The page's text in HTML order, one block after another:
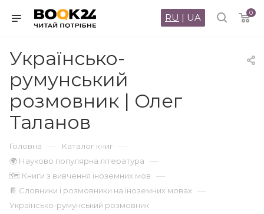
0
RU | UA
Українсько-
румунський
розмовник | Олег
Таланов
Головна — Каталог книг —
🌍 Науково популярна література —
🗺 Книги з вивчення іноземних мов —
📔 Словники і розмовники на іноземних мовах —
Українсько-румунський розмовник